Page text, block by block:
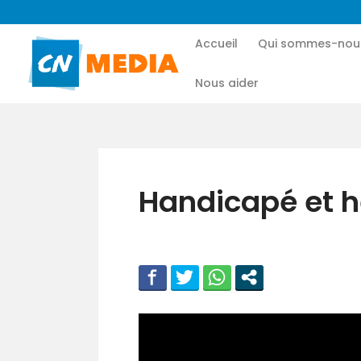
Accueil Qui sommes-
Nous aider
Handicapé et